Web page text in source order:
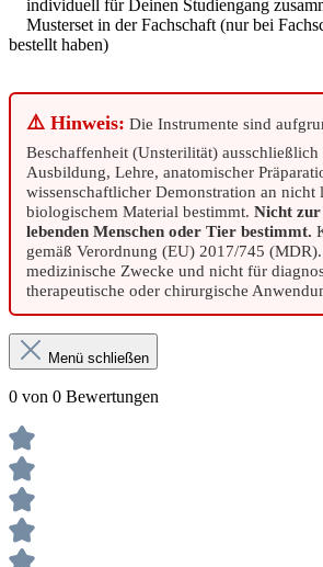
individuell für Deinen Studiengang
Musterset in der Fachschaft (nur bei
bestellt haben)
⚠️ Hinweis: Die Instrumente sind
Beschaffenheit (Unsterilität)
Ausbildung, Lehre, anatomischer
wissenschaftlicher Demonstration an nicht
biologischem Material bestimmt. Nicht zur
lebenden Menschen oder Tier bestimmt.
gemäß Verordnung (EU) 2017/745
medizinische Zwecke und nicht für
therapeutische oder chirurgische
Menü schließen
0 von 0 Bewertungen